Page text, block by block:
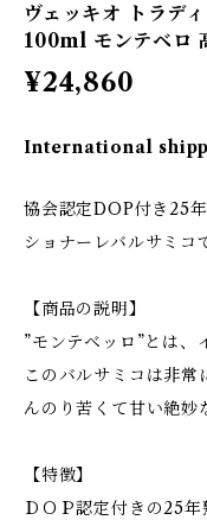
ヴェッキオ トラデ
100ml モンテベロ
¥24,860
International
協会認定DOP付き25
ショナーレバルサミコ
【商品の説明】
”モンテベッロ”とは、
このバルサミコは非
んのり苦くて甘い絶妙
【特徴】
ＤＯＰ認定付きの25年